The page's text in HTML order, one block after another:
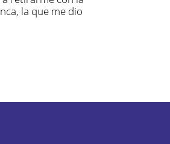
la que me dio